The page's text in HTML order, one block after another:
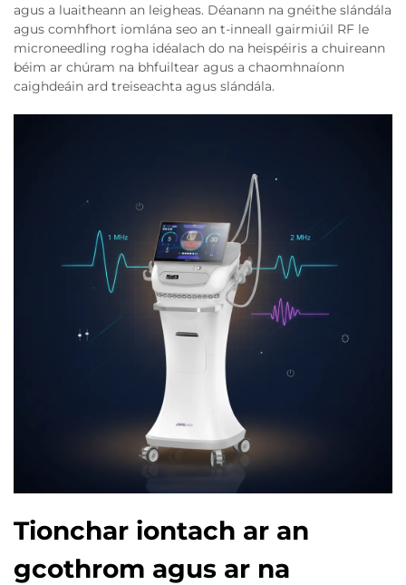
agus a luaitheann an leigheas. Déanann na gnéithe slándála
agus comhfhort iomlána seo an t-inneall gairmiúil RF le
microneedling rogha idéalach do na heispéiris a chuireann
béim ar chúram na bhfuiltear agus a chaomhnaíonn
caighdeáin ard treiseachta agus slándála.
Tionchar iontach ar an
gcothrom agus ar na